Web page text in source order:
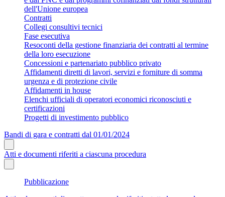
dell'Unione europea
Contratti
Collegi consultivi tecnici
Fase esecutiva
Resoconti della gestione finanziaria dei contratti al termine
della loro esecuzione
Concessioni e partenariato pubblico privato
Affidamenti diretti di lavori, servizi e forniture di somma
urgenza e di protezione civile
Affidamenti in house
Elenchi ufficiali di operatori economici riconosciuti e
certificazioni
Progetti di investimento pubblico
Bandi di gara e contratti dal 01/01/2024
Atti e documenti riferiti a ciascuna procedura
Pubblicazione